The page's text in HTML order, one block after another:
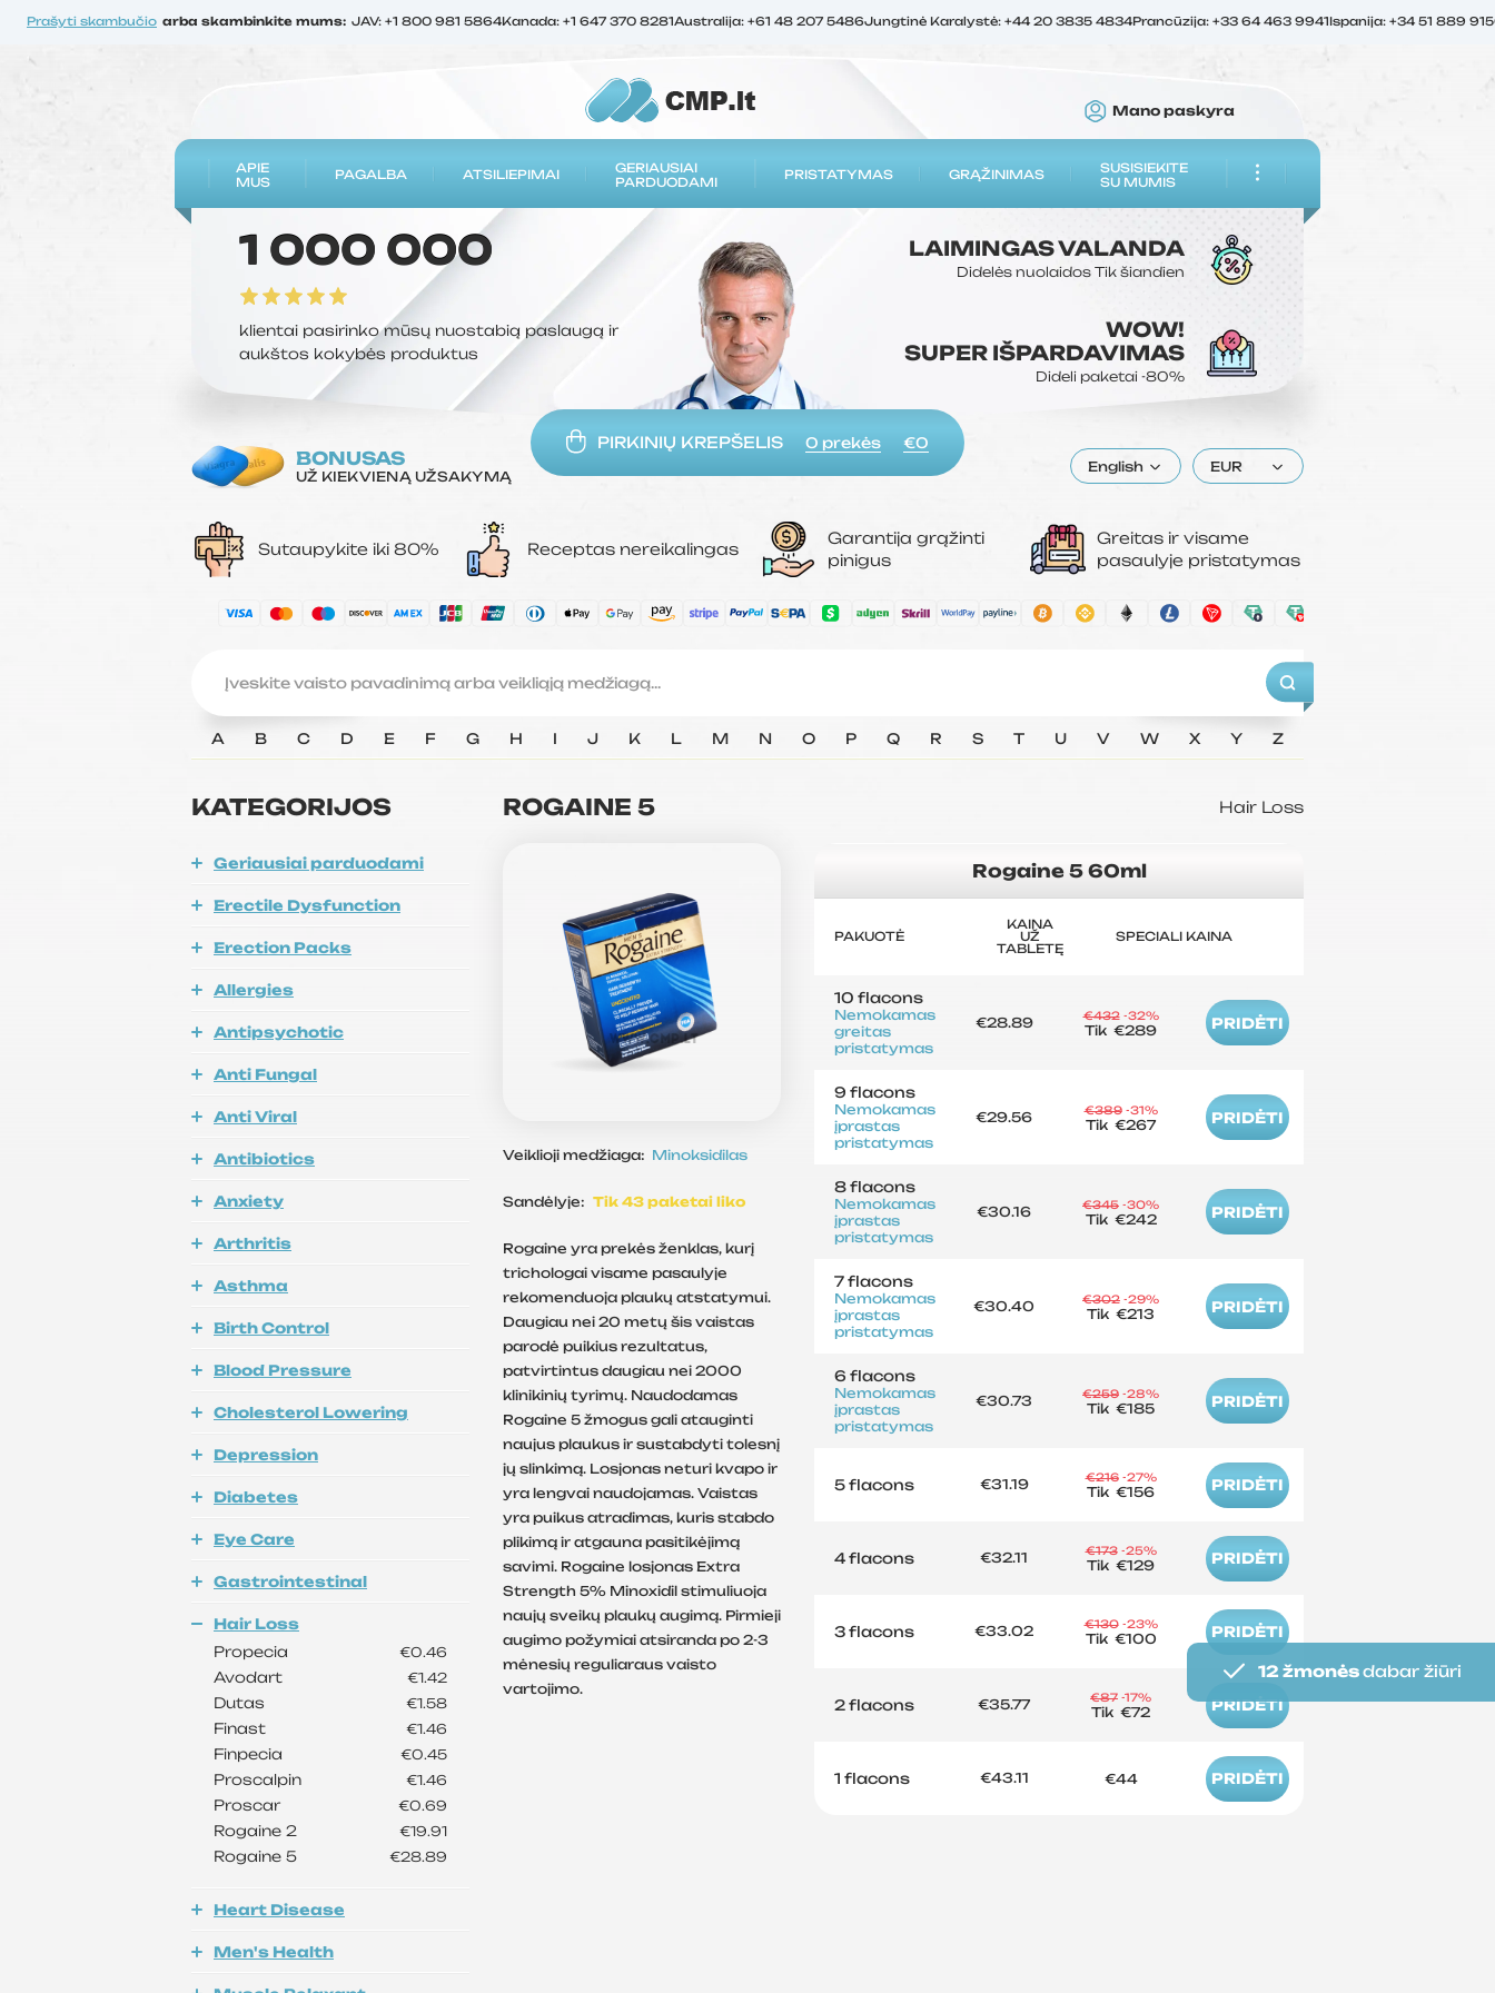
Prašyti skambučio arba skambinkite mums: JAV: +1 800 981 5864Kanada: +1 647 370 8281Australija: +61 48 207 5486Jungtinė Karalystė: +44 20 3835 4834Prancūzija: +33 64 463 9941Ispanija: +34 51 889
Mano paskyra
APIE
MUS
PAGALBA ATSILIEPIMAI
GERIAUSIAI
PARDUODAMI
PRISTATYMAS GRĄŽINIMAS
SUSISIEKITE
SU MUMIS
1 000 000
klientai pasirinko mūsų nuostabią paslaugą ir
aukštos kokybės produktus
LAIMINGASVALANDA
Didelės nuolaidos Tik šiandien
WOW!
SUPER IŠPARDAVIMAS
Dideli paketai -80%
PIRKINIŲ KREPŠELIS 0 prekės €0
BONUSAS
UŽ KIEKVIENĄ UŽSAKYMĄ
English EUR
Sutaupykite iki 80% Receptas nereikalingas
Garantija grąžinti
pinigus
Greitas ir visame
pasaulyje pristatymas
A B C D E F G H I J K L M N O P Q R S T U V W X Y Z
KATEGORIJOS
Geriausiai parduodami
Erectile Dysfunction
Erection Packs
Allergies
Antipsychotic
Anti Fungal
Anti Viral
Antibiotics
Anxiety
Arthritis
Asthma
Birth Control
Blood Pressure
Cholesterol Lowering
Depression
Diabetes
Eye Care
Gastrointestinal
Hair Loss
Propecia
€0.46
Avodart €1.42
Dutas €1.58
Finast €1.46
Finpecia €0.45
Proscalpin €1.46
Proscar €0.69
Rogaine 2 €19.91
Rogaine 5 €28.89
Heart Disease
Men's Health
ROGAINE 5 Hair Loss
Veiklioji medžiaga: Minoksidilas
Sandėlyje: Tik 43 paketai liko
Rogaine yra prekės ženklas, kurį
trichologai visame pasaulyje
rekomenduoja plaukų atstatymui.
Daugiau nei 20 metų šis vaistas
parodė puikius rezultatus,
patvirtintus daugiau nei 2000
klinikinių tyrimų. Naudodamas
Rogaine 5 žmogus gali atauginti
naujus plaukus ir sustabdyti tolesnį
jų slinkimą. Losjonas neturi kvapo ir
yra lengvai naudojamas. Vaistas
yra puikus atradimas, kuris stabdo
plikimą ir atgauna pasitikėjimą
savimi. Rogaine losjonas Extra
Strength 5% Minoxidil stimuliuoja
naujų sveikų plaukų augimą. Pirmieji
augimo požymiai atsiranda po 2-3
mėnesių reguliaraus vaisto
vartojimo.
Rogaine 5 60ml
PAKUOTĖ
KAINA
UŽ
TABLETĘ
SPECIALI KAINA
10 flacons
Nemokamas
greitas
pristatymas
€28.89 €432 -32%
Tik €289 PRIDĖTI
9 flacons
Nemokamas
įprastas
pristatymas
€29.56 €389 -31%
Tik €267 PRIDĖTI
8 flacons
Nemokamas
įprastas
pristatymas
€30.16 €345 -30%
Tik €242 PRIDĖTI
7 flacons
Nemokamas
įprastas
pristatymas
€30.40 €302 -29%
Tik €213 PRIDĖTI
6 flacons
Nemokamas
įprastas
pristatymas
€30.73 €259 -28%
Tik €185 PRIDĖTI
5 flacons €31.19 €216 -27%
Tik €156 PRIDĖTI
4 flacons €32.11 €173 -25%
Tik €129 PRIDĖTI
3 flacons €33.02 €130 -23%
Tik €100 PRIDĖTI
2 flacons €35.77 €87 -17%
Tik €72 PRIDĖTI
1 flacons €43.11 €44 PRIDĖTI
12 žmonėsdabar žiūri